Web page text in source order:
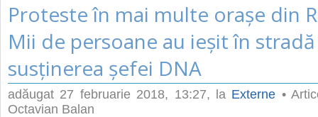
Proteste în mai multe orașe din
Mii de persoane au ieșit în
susținerea șefei DNA
adăugat 27 februarie 2018, 13:27, la Externe •
Octavian Balan